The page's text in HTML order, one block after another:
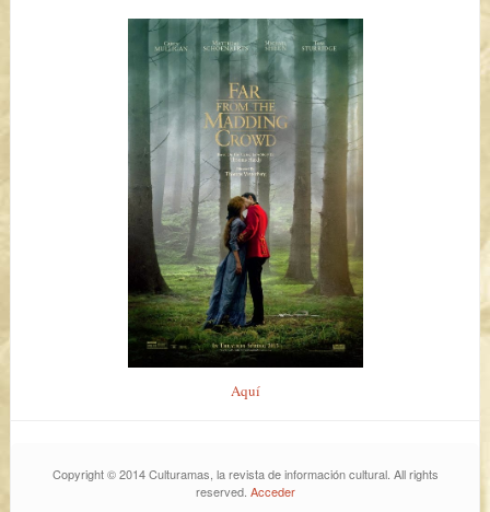
Aquí
Copyright © 2014 Culturamas, la revista de información cultural. All rights
reserved. Acceder